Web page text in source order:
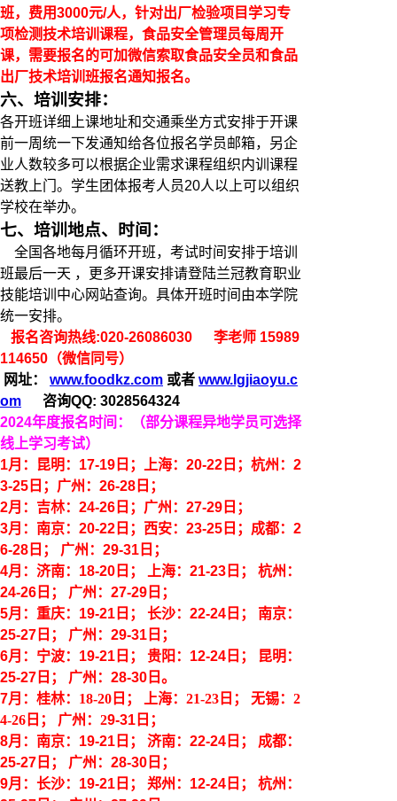
班，费用3000元/人，针对出厂检验项目学习专
项检测技术培训课程，食品安全管理员每周开
课，需要报名的可加微信索取食品安全员和食品
出厂技术培训班报名通知报名。
六、培训 安排：
各开班详细上课地址和交通乘坐方式安排于开课
前一周统一下发通知给各位报名学员邮箱，另企
业人数较多可以根据企业需求课程组织内训课程
送教上门。学生团体报考人员20人以上可以组织
学校在举办。
七、培训地点、时间：
全国各地每月循环开班，考试时间安排于培训
班最后一天 ，更多开课安排请登陆兰冠教育职业
技能培训中心网站查询。具体开班时间由本学院
统一安排。
报名咨询热线:020-26086030 李老师 15989
114650（微信同号）
网址：
www.foodkz.com 或者 www.lgjiaoyu.c
om
咨询QQ: 3028564324
2024年度报名时间：（部分课程异地学员可选择
线上学习考试）
1月 ： 昆明 ： 17-19 日； 上海： 20-22 日； 杭州 ： 2
3-25 日； 广州 ： 26-28 日；
2月： 吉林： 24-26日； 广州 ： 27-29日；
3月 ： 南京： 20-22 日； 西安： 23-25 日； 成都： 2
6-28 日； 广州 ： 29-31日；
4月：济南：18-20日； 上海：21-23日； 杭州：
24-26日； 广州：27-29日；
5月：重庆：19-21日； 长沙：22-24日； 南京：
25-27日； 广州：29-31日；
6月：宁波：19-21日； 贵阳：12-24日； 昆明：
25-27日； 广州：28-30日 。
7月： 桂林： 18-20日； 上海：21-23日； 无锡： 2
4-26日； 广州：29-31 日；
8月： 南京： 19-21日； 济南： 22-24日； 成都：
25-27日； 广州：28-30 日；
9月： 长沙： 19-21日； 郑州 ： 12-24日； 杭州 ：